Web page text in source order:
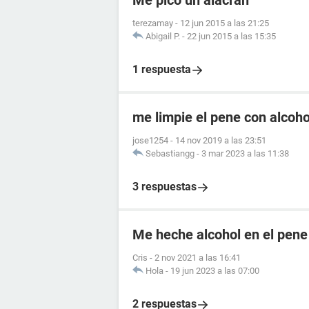
terezamay - 12 jun 2015 a las 21:25
Abigail P. - 22 jun 2015 a las 15:35
1 respuesta
me limpie el pene con
jose1254 - 14 nov 2019 a las 23:51
Sebastiangg - 3 mar 2023 a las 11:38
3 respuestas
Me heche alcohol en el pene
Cris - 2 nov 2021 a las 16:41
Hola - 19 jun 2023 a las 07:00
2 respuestas